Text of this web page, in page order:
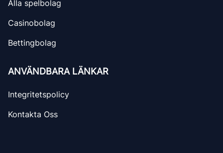
Alla spelbolag
Casinobolag
Bettingbolag
ANVÄNDBARA LÄNKAR
Integritetspolicy
Kontakta Oss